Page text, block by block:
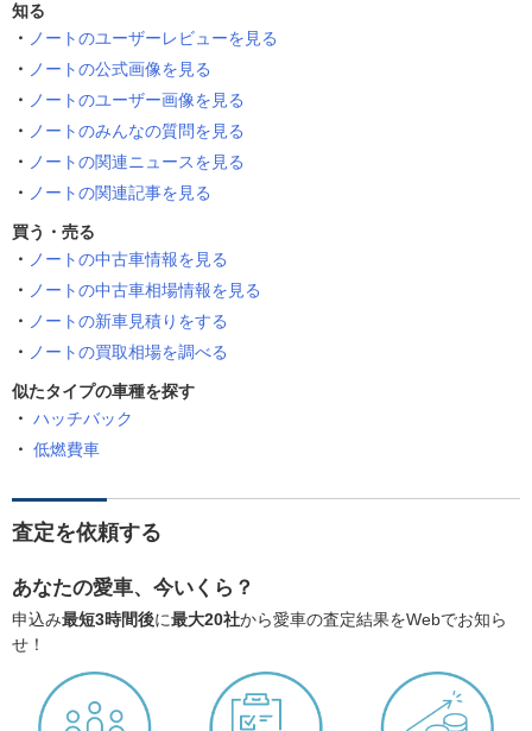
知る
ノートのユーザーレビューを見る
ノートの公式画像を見る
ノートのユーザー画像を見る
ノートのみんなの質問を見る
ノートの関連ニュースを見る
ノートの関連記事を見る
買う・売る
ノートの中古車情報を見る
ノートの中古車相場情報を見る
ノートの新車見積りをする
ノートの買取相場を調べる
似たタイプの車種を探す
ハッチバック
低燃費車
査定を依頼する
あなたの愛車、今いくら？
申込み最短3時間後に最大20社から愛車の査定結果をWebでお知ら
せ！